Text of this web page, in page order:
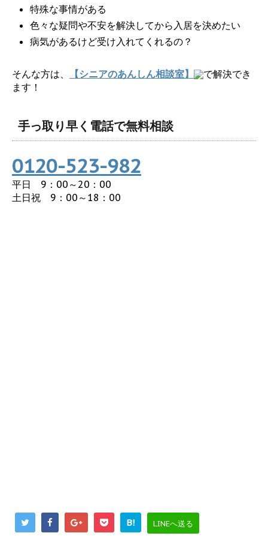
特殊な事情がある
色々な疑問や不安を解決してから入居を決めたい
病気があるけど受け入れてくれるの？
そんな方は、 【シニアのあんしん相談室】
で解決でき
ます！
手っ取り早く電話で無料相談
0120-523-982
平日 9：00～20：00
土日祝 9：00～18：00
B! LINEへ送る